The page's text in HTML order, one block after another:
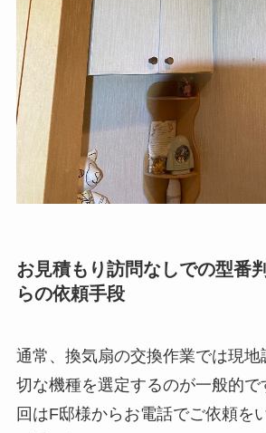
お見積もり訪問なしでの型番
らの依頼手段
通常、換気扇の交換作業では現地
切な機種を選定するのが一般的で
回はF邸様からお電話でご依頼を